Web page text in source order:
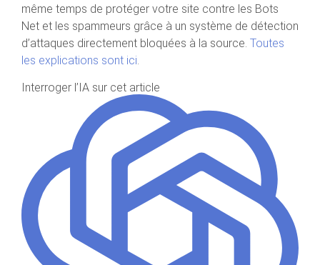
même temps de protéger votre site contre les Bots
Net et les spammeurs grâce à un système de détection
d’attaques directement bloquées à la source. Toutes
les explications sont ici.
Interroger l’IA sur cet article